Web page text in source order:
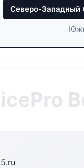
Северо-Западный